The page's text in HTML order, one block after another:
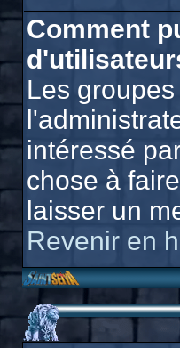
Comment
Les
intéressé
chose à
laisser un
Revenir en